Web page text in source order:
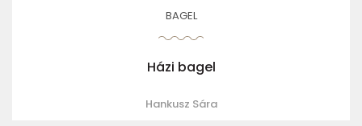
BAGEL
Házi bagel
Hankusz Sára